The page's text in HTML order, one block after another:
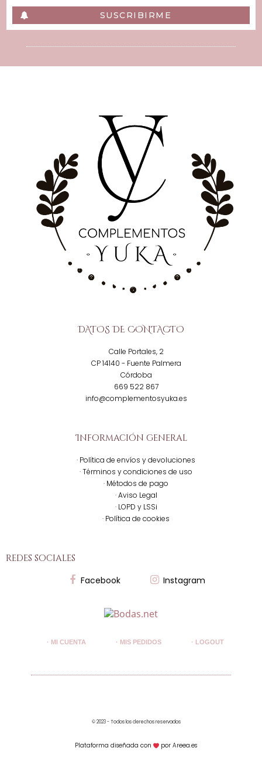
SUSCRIBIRME
DATOS DE CONTACTO
Calle Portales, 2
CP 14140 - Fuente Palmera
Córdoba
669 522 867
info@complementosyuka.es
Información general
· Política de envíos y devoluciones
· Términos y condiciones de uso
· Métodos de pago
· Aviso Legal
· LOPD y LSSi
· Política de cookies
redes sociales
Facebook Instagram
· MI CUENTA · MIS PEDIDOS · LOGOUT
© 2023 - Todos los derechos reservados
Plataforma diseñada con por Areea.es